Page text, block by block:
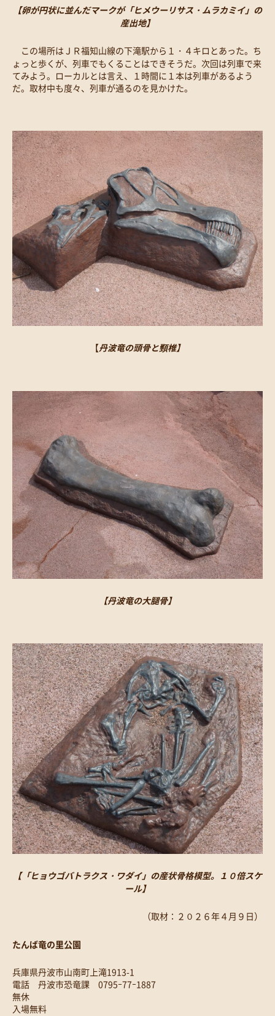
【卵が円状に並んだマークが「ヒメウーリサス・ムラカミイ」の
産出地】
この場所はＪＲ福知山線の下滝駅から１・４キロとあった。ち
ょっと歩くが、列車でもくることはできそうだ。次回は列車で来
てみよう。ローカルとは言え、１時間に１本は列車があるよう
だ。取材中も度々、列車が通るのを見かけた。
【丹波竜の頭骨と頸椎】
【丹波竜の大腿骨】
【「ヒョウゴバトラクス・ワダイ」の産状骨格模型。１０倍スケ
ール】
（取材：２０２６年４月９日）
たんば竜の里公園
兵庫県丹波市山南町上滝1913-1
電話 丹波市恐竜課 0795ｰ77ｰ1887
無休
入場無料